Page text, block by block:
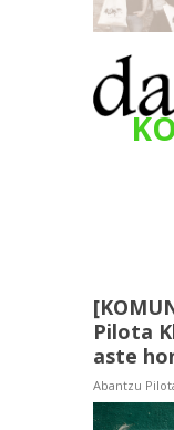
Pilota
aste
Abantzu